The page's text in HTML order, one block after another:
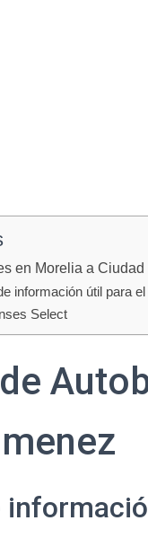
en Morelia a
información útil para
Select